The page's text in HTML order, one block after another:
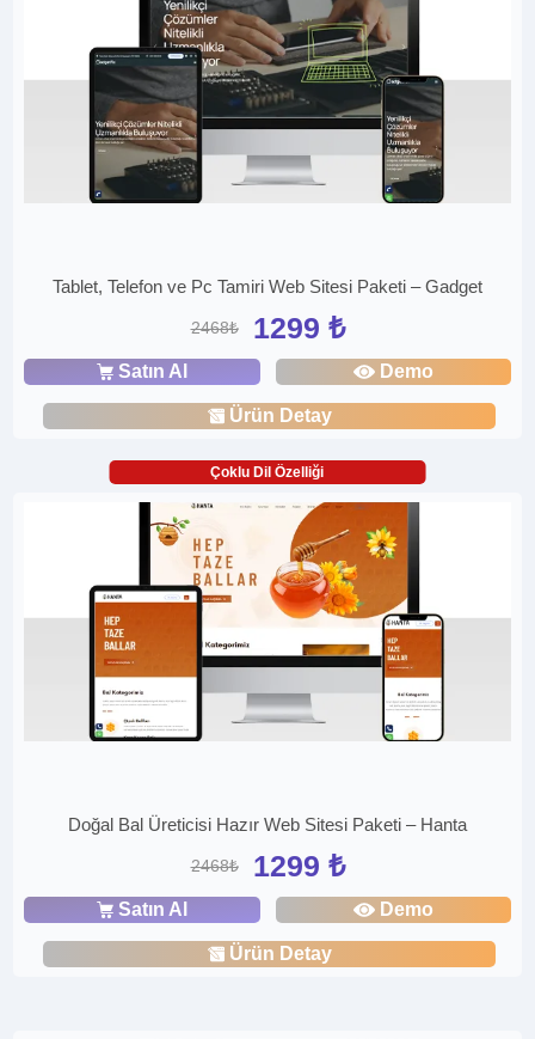
Tablet, Telefon ve Pc Tamiri Web Sitesi Paketi – Gadget
2468₺ 1299 ₺
Satın Al Demo
Ürün Detay
Çoklu Dil Özelliği
Doğal Bal Üreticisi Hazır Web Sitesi Paketi – Hanta
2468₺ 1299 ₺
Satın Al Demo
Ürün Detay